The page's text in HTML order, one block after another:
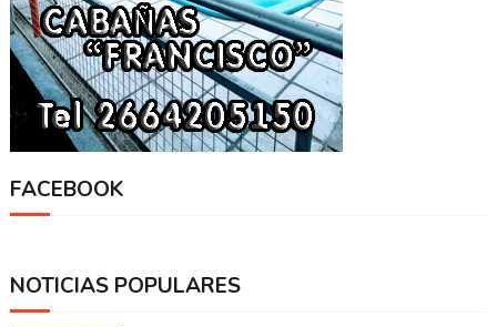
FACEBOOK
NOTICIAS POPULARES